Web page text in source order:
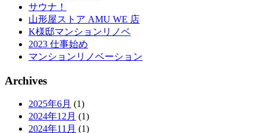
サウナ！
山形屋ストア AMU WE 店
K様邸マンションリノベ
2023 仕事始め
マンションリノベーション
Archives
2025年6月 (1)
2024年12月 (1)
2024年11月 (1)